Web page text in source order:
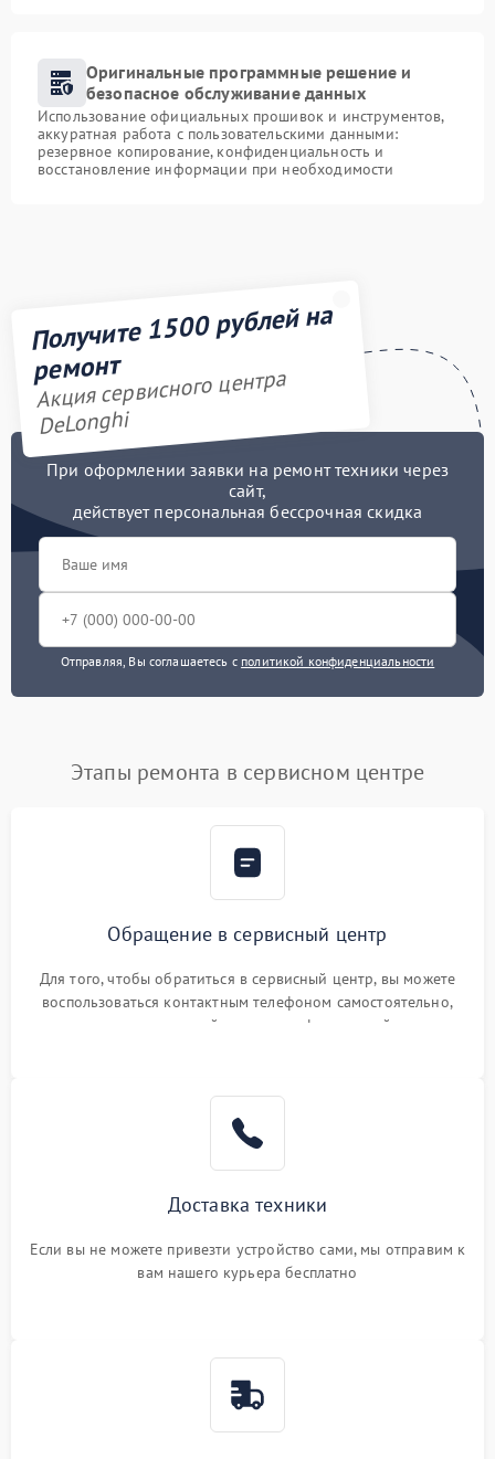
Оригинальные программные решение и
безопасное обслуживание данных
Использование официальных прошивок и инструментов,
аккуратная работа с пользовательскими данными:
резервное копирование, конфиденциальность и
восстановление информации при необходимости
Получите 1500 рублей на
ремонт
Акция сервисного центра
DeLonghi
При оформлении заявки на ремонт техники через
сайт,
действует персональная бессрочная скидка
Отправляя, Вы соглашаетесь с политикой конфиденциальности
Этапы ремонта в сервисном центре
Обращение в сервисный центр
Для того, чтобы обратиться в сервисный центр, вы можете
воспользоваться контактным телефоном самостоятельно,
или оставить свой номер телефона на сайте
Доставка техники
Если вы не можете привезти устройство сами, мы отправим к
вам нашего курьера бесплатно